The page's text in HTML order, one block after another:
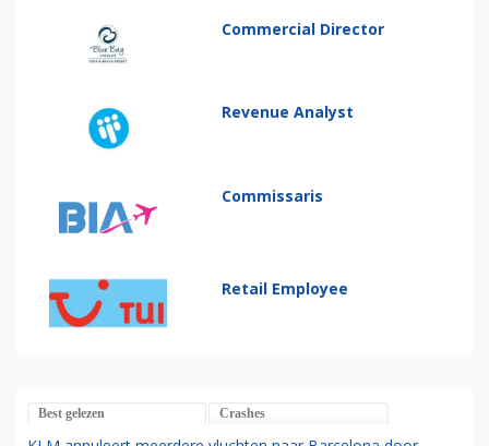
Commercial Director
Revenue Analyst
Commissaris
Retail Employee
Best gelezen Crashes